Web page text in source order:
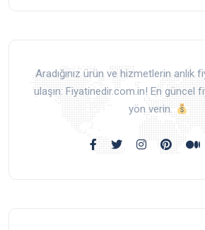
Aradığınız ürün ve hizmetlerin anlık
ulaşın: Fiyatinedir.com.in! En güncel
yön verin.